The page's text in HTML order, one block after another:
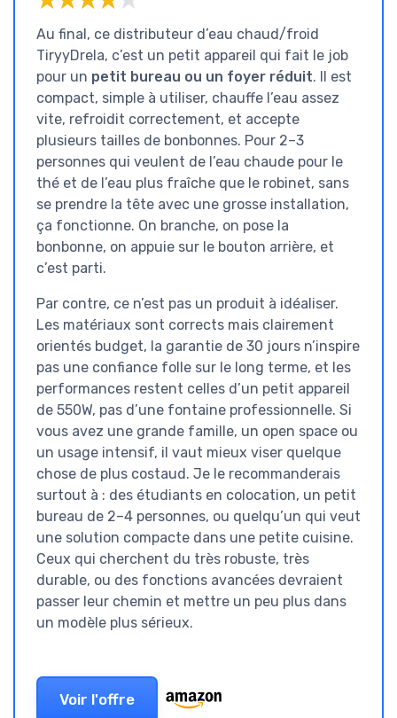
Au final, ce distributeur d’eau chaud/froid
TiryyDrela, c’est un petit appareil qui fait le job
pour un petit bureau ou un foyer réduit. Il est
compact, simple à utiliser, chauffe l’eau assez
vite, refroidit correctement, et accepte
plusieurs tailles de bonbonnes. Pour 2–3
personnes qui veulent de l’eau chaude pour le
thé et de l’eau plus fraîche que le robinet, sans
se prendre la tête avec une grosse installation,
ça fonctionne. On branche, on pose la
bonbonne, on appuie sur le bouton arrière, et
c’est parti.
Par contre, ce n’est pas un produit à idéaliser.
Les matériaux sont corrects mais clairement
orientés budget, la garantie de 30 jours n’inspire
pas une confiance folle sur le long terme, et les
performances restent celles d’un petit appareil
de 550W, pas d’une fontaine professionnelle. Si
vous avez une grande famille, un open space ou
un usage intensif, il vaut mieux viser quelque
chose de plus costaud. Je le recommanderais
surtout à : des étudiants en colocation, un petit
bureau de 2–4 personnes, ou quelqu’un qui veut
une solution compacte dans une petite cuisine.
Ceux qui cherchent du très robuste, très
durable, ou des fonctions avancées devraient
passer leur chemin et mettre un peu plus dans
un modèle plus sérieux.
Voir l'offre